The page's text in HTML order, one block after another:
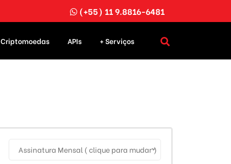
(+55) 11 9.8816-6481
Criptomoedas APIs + Serviços
Assinatura Mensal ( clique para mudar )